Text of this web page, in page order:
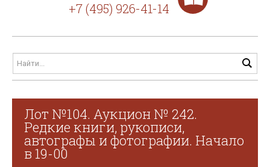
+7 (495) 926-41-14
Лот №104. Аукцион № 242.
Редкие книги, рукописи,
автографы и фотографии. Начало
в 19-00